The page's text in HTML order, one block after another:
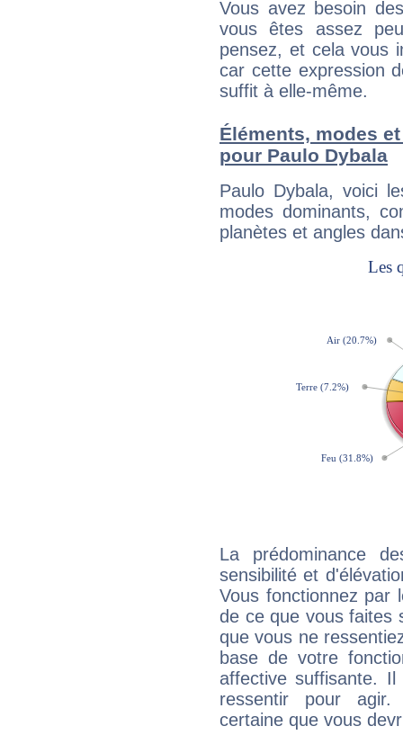
Vous avez besoin
vous êtes assez
pensez, et cela vous
car cette expression
suffit à elle-même.
Éléments, modes
pour Paulo Dybala
Paulo Dybala, voici
modes dominants,
planètes et angles
La prédominance
sensibilité et
Vous fonctionnez
de ce que vous faites
que vous ne
base de votre
affective suffisante.
ressentir pour agir.
certaine que vous